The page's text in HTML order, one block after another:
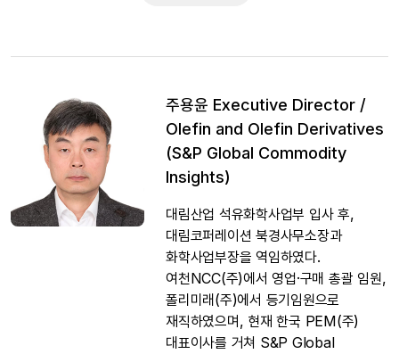
주용윤 Executive Director /
Olefin and Olefin Derivatives
(S&P Global Commodity
Insights)
대림산업 석유화학사업부 입사 후,
대림코퍼레이션 북경사무소장과
화학사업부장을 역임하였다.
여천NCC(주)에서 영업·구매 총괄 임원,
폴리미래(주)에서 등기임원으로
재직하였으며, 현재 한국 PEM(주)
대표이사를 거쳐 S&P Global